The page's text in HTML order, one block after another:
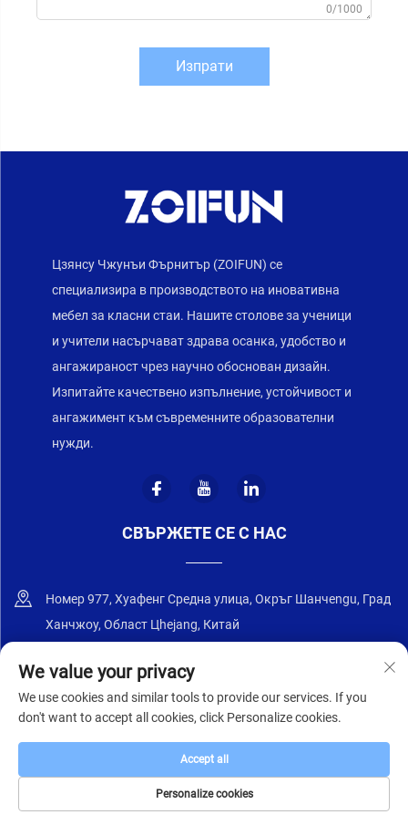
0/1000
Изпрати
Цзянсу Чжунъи Фърнитър (ZOIFUN) се
специализира в производството на иновативна
мебел за класни стаи. Нашите столове за ученици
и учители насърчават здрава осанка, удобство и
ангажираност чрез научно обоснован дизайн.
Изпитайте качествено изпълнение, устойчивост и
ангажимент към съвременните образователни
нужди.
СВЪРЖЕТЕ СЕ С НАС
Номер 977, Хуафенг Средна улица, Окръг Шанчengu, Град
Ханчжоу, Област Цhejang, Китай
+86-18668589258
[email protected]
© 2025 Цзянсу Чжунъи Фърнитър Ко., Лтд.
поверителност
НАЧАЛНА
We value your privacy
We use cookies and similar tools to provide our services. If you
don't want to accept all cookies, click Personalize cookies.
Personalize cookies
Accept all